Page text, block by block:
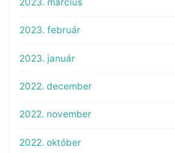
2023. február
2023. január
2022. december
2022. november
2022. október